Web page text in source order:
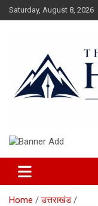
Skip
to
Saturday, August 8, 2026
The Hillpost
Home
उत्तराखंड